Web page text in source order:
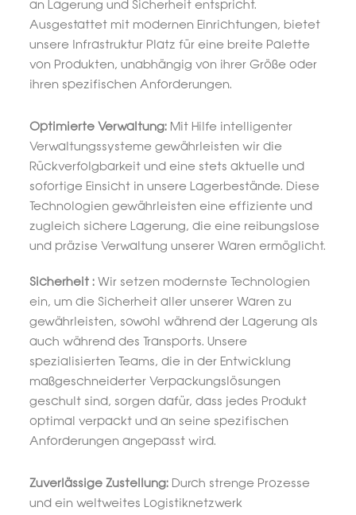
an Lagerung und Sicherheit entspricht.
Ausgestattet mit modernen Einrichtungen, bietet
unsere Infrastruktur Platz für eine breite Palette
von Produkten, unabhängig von ihrer Größe oder
ihren spezifischen Anforderungen.
Optimierte Verwaltung:Mit Hilfe intelligenter
Verwaltungssysteme gewährleisten wir die
Rückverfolgbarkeit und eine stets aktuelle und
sofortige Einsicht in unsere Lagerbestände. Diese
Technologien gewährleisten eine effiziente und
zugleich sichere Lagerung, die eine reibungslose
und präzise Verwaltung unserer Waren ermöglicht.
Sicherheit :Wir setzen modernste Technologien
ein, um die Sicherheit aller unserer Waren zu
gewährleisten, sowohl während der Lagerung als
auch während des Transports. Unsere
spezialisierten Teams, die in der Entwicklung
maßgeschneiderter Verpackungslösungen
geschult sind, sorgen dafür, dass jedes Produkt
optimal verpackt und an seine spezifischen
Anforderungen angepasst wird.
Zuverlässige Zustellung:Durch strenge Prozesse
und ein weltweites Logistiknetzwerk